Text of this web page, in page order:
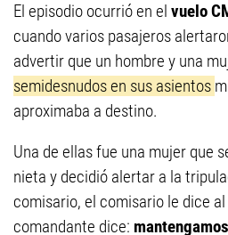
El episodio ocurrió en el vuelo
cuando varios pasajeros
advertir que un hombre y una
semidesnudos en sus asientos
aproximaba a destino.
Una de ellas fue una mujer que
nieta y decidió alertar a la
comisario, el comisario le dice
comandante dice: